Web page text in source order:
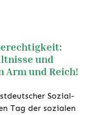
und
Arm und Reich!
Sozial-
Tag der sozialen